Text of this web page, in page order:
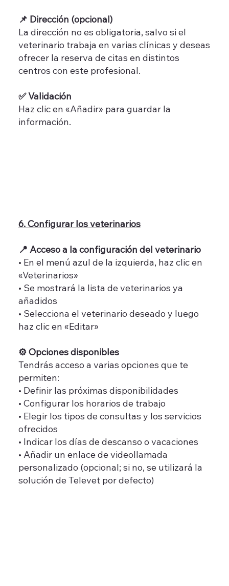
📌 Dirección (opcional)
La dirección no es obligatoria, salvo si el
veterinario trabaja en varias clínicas y deseas
ofrecer la reserva de citas en distintos
centros con este profesional.
✅ Validación
Haz clic en «Añadir» para guardar la
información.
6. Configurar los veterinarios
📍 Acceso a la configuración del veterinario
• En el menú azul de la izquierda, haz clic en
«Veterinarios»
• Se mostrará la lista de veterinarios ya
añadidos
• Selecciona el veterinario deseado y luego
haz clic en «Editar»
⚙️ Opciones disponibles
Tendrás acceso a varias opciones que te
permiten:
• Definir las próximas disponibilidades
• Configurar los horarios de trabajo
• Elegir los tipos de consultas y los servicios
ofrecidos
• Indicar los días de descanso o vacaciones
• Añadir un enlace de videollamada
personalizado (opcional; si no, se utilizará la
solución de Televet por defecto)